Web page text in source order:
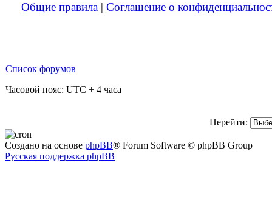
Общие правила | Соглашение о
Список форумов
Часовой пояс: UTC + 4 часа
Перейти:
Создано на основе phpBB® Forum Software © phpBB Group
Русская поддержка phpBB